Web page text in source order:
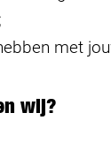
met
wij?